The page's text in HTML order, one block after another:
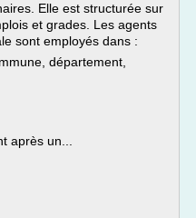
Elle est structurée sur
et grades. Les agents
sont employés dans :
département,
après un...